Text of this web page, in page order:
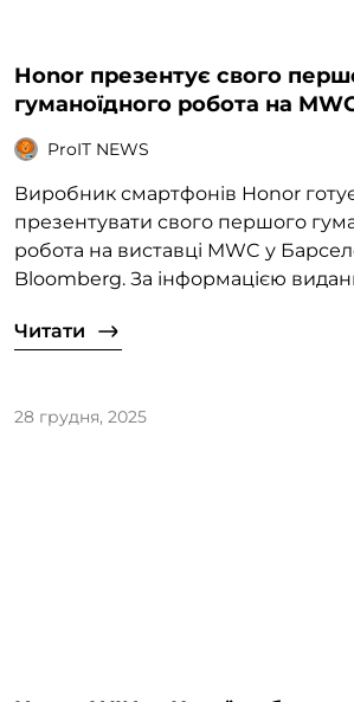
Honor презентує свого
гуманоїдного робота на
ProIT NEWS
Виробник смартфонів Honor
презентувати свого першого
робота на виставці MWC у
Bloomberg. За інформацією
Читати
28 грудня, 2025